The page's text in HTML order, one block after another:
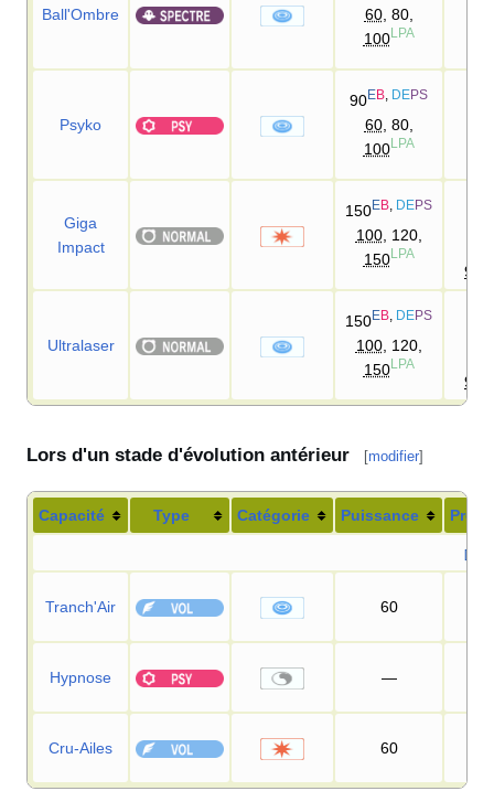
Ball'Ombre 60, 80,
100 LPA
Psyko
90EB DEPS
60, 80,
100 LPA
Giga
Impact
150EB DEPS
100, 120,
150 LPA
95
Ultralaser
150EB DEPS
100, 120,
150 LPA
95
Lors d'un stade d'évolution antérieur [modifier]
Capacité Type Catégorie Puissance
[-]
Tranch'Air 60
Hypnose —
Cru-Ailes 60